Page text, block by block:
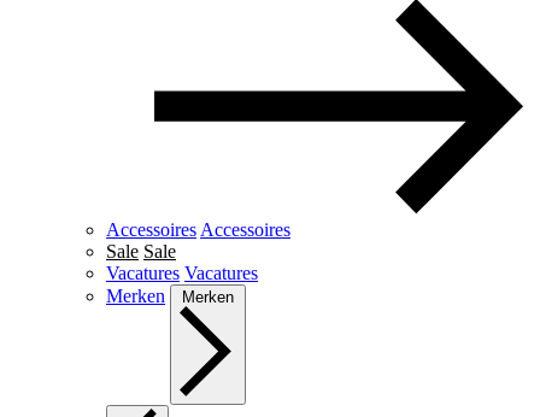
Accessoires Accessoires
Sale Sale
Vacatures Vacatures
Merken
Merken